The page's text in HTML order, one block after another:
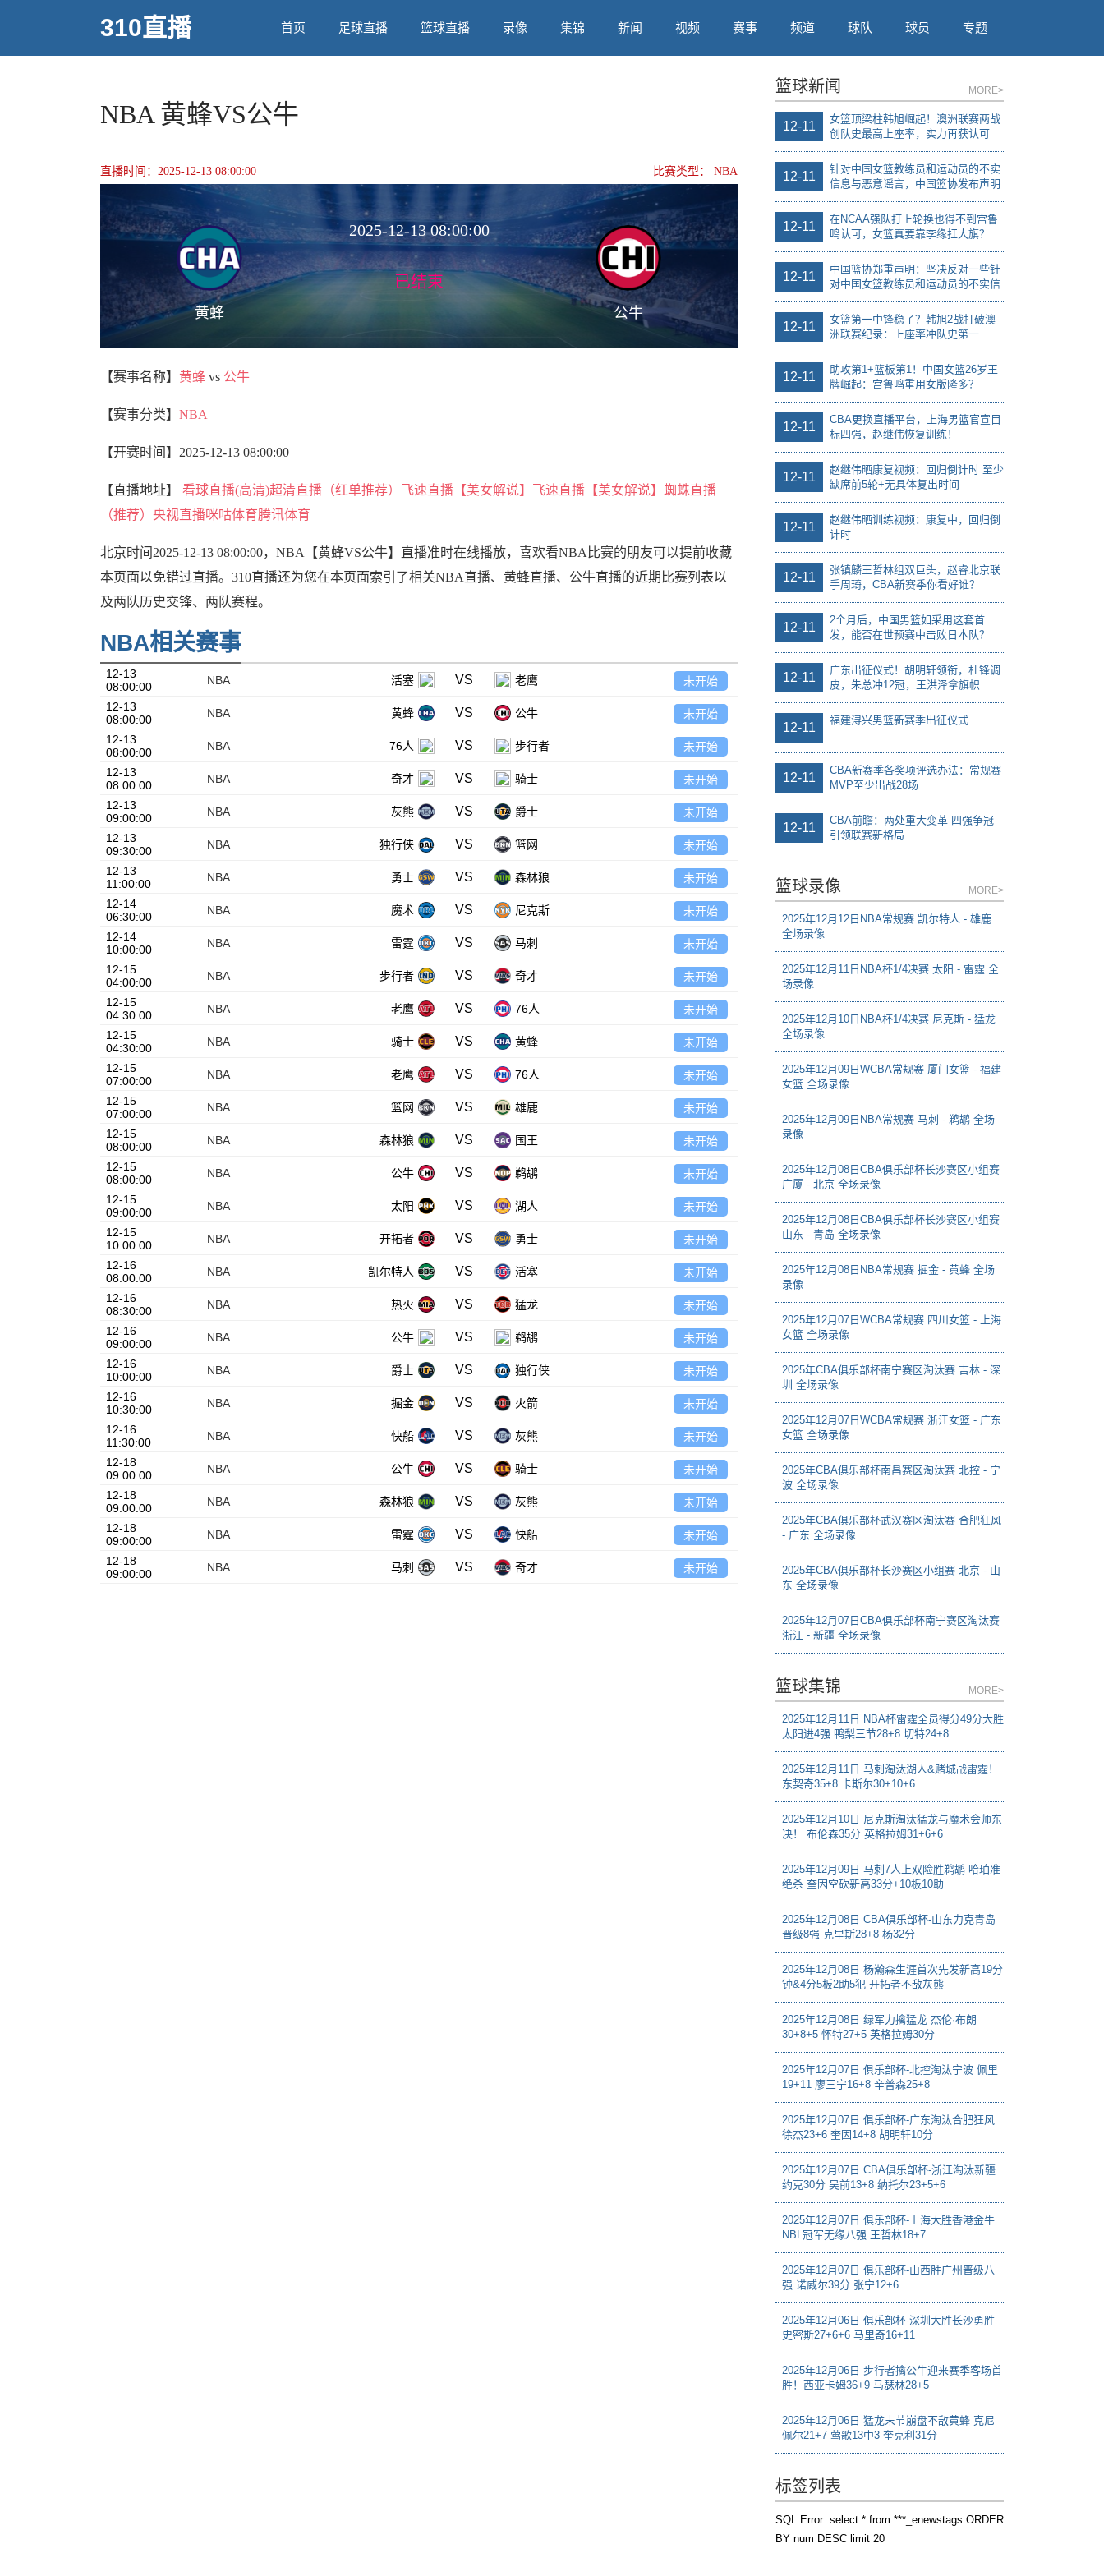
310直播 首页 足球直播 篮球直播 录像 集锦 新闻 视频 赛事 频道 球队 球员 专题
NBA 黄蜂VS公牛
直播时间：2025-12-13 08:00:00 比赛类型： NBA
黄蜂
2025-12-13 08:00:00
已结束
公牛
【赛事名称】 黄蜂 vs 公牛
【赛事分类】 NBA
【开赛时间】 2025-12-13 08:00:00
【直播地址】 看球直播(高清)超清直播（红单推荐） 飞速直播【美女解说】 飞速直播【美女解说】 蜘蛛直播
（推荐） 央视直播咪咕体育腾讯体育
北京时间2025-12-13 08:00:00，NBA【黄蜂VS公牛】直播准时在线播放，喜欢看NBA比赛的朋友可以提前收藏
本页面以免错过直播。310直播还为您在本页面索引了相关NBA直播、黄蜂直播、公牛直播的近期比赛列表以
及两队历史交锋、两队赛程。
NBA相关赛事
12-13
08:00:00
NBA 活塞 VS 老鹰
未开始
12-13
08:00:00
NBA 黄蜂 VS 公牛
未开始
12-13
08:00:00
NBA 76人 VS 步行者
未开始
12-13
08:00:00
NBA 奇才 VS 骑士
未开始
12-13
09:00:00
NBA 灰熊 VS 爵士
未开始
12-13
09:30:00
NBA 独行侠 VS 篮网
未开始
12-13
11:00:00
NBA 勇士 VS 森林狼
未开始
12-14
06:30:00
NBA 魔术 VS 尼克斯
未开始
12-14
10:00:00
NBA 雷霆 VS 马刺
未开始
12-15
04:00:00
NBA 步行者 VS 奇才
未开始
12-15
04:30:00
NBA 老鹰 VS 76人
未开始
12-15
04:30:00
NBA 骑士 VS 黄蜂
未开始
12-15
07:00:00
NBA 老鹰 VS 76人
未开始
12-15
07:00:00
NBA 篮网 VS 雄鹿
未开始
12-15
08:00:00
NBA 森林狼 VS 国王
未开始
12-15
08:00:00
NBA 公牛 VS 鹈鹕
未开始
12-15
09:00:00
NBA 太阳 VS 湖人
未开始
12-15
10:00:00
NBA 开拓者 VS 勇士
未开始
12-16
08:00:00
NBA 凯尔特人 VS 活塞
未开始
12-16
08:30:00
NBA 热火 VS 猛龙
未开始
12-16
09:00:00
NBA 公牛 VS 鹈鹕
未开始
12-16
10:00:00
NBA 爵士 VS 独行侠
未开始
12-16
10:30:00
NBA 掘金 VS 火箭
未开始
12-16
11:30:00
NBA 快船 VS 灰熊
未开始
12-18
09:00:00
NBA 公牛 VS 骑士
未开始
12-18
09:00:00
NBA 森林狼 VS 灰熊
未开始
12-18
09:00:00
NBA 雷霆 VS 快船
未开始
12-18
09:00:00
NBA 马刺 VS 奇才 未开始
篮球新闻 MORE>
12-11
女篮顶梁柱韩旭崛起！澳洲联赛两战
创队史最高上座率，实力再获认可
12-11
针对中国女篮教练员和运动员的不实
信息与恶意谣言，中国篮协发布声明
12-11
在NCAA强队打上轮换也得不到宫鲁
鸣认可，女篮真要靠李缘扛大旗？
12-11
中国篮协郑重声明：坚决反对一些针
对中国女篮教练员和运动员的不实信
息与恶意谣言
12-11
女篮第一中锋稳了？韩旭2战打破澳
洲联赛纪录：上座率冲队史第一
12-11
助攻第1+篮板第1！中国女篮26岁王
牌崛起：宫鲁鸣重用女版隆多？
12-11
CBA更换直播平台，上海男篮官宣目
标四强，赵继伟恢复训练！
12-11
赵继伟晒康复视频：回归倒计时 至少
缺席前5轮+无具体复出时间
12-11
赵继伟晒训练视频：康复中，回归倒
计时
12-11
张镇麟王哲林组双巨头，赵睿北京联
手周琦，CBA新赛季你看好谁？
12-11
2个月后，中国男篮如采用这套首
发，能否在世预赛中击败日本队？
12-11
广东出征仪式！胡明轩领衔，杜锋调
皮，朱总冲12冠，王洪泽拿旗帜
12-11
福建浔兴男篮新赛季出征仪式
12-11
CBA新赛季各奖项评选办法：常规赛
MVP至少出战28场
12-11
CBA前瞻：两处重大变革 四强争冠
引领联赛新格局
篮球录像 MORE>
2025年12月12日NBA常规赛 凯尔特人 - 雄鹿
全场录像
2025年12月11日NBA杯1/4决赛 太阳 - 雷霆 全
场录像
2025年12月10日NBA杯1/4决赛 尼克斯 - 猛龙
全场录像
2025年12月09日WCBA常规赛 厦门女篮 - 福建
女篮 全场录像
2025年12月09日NBA常规赛 马刺 - 鹈鹕 全场
录像
2025年12月08日CBA俱乐部杯长沙赛区小组赛
广厦 - 北京 全场录像
2025年12月08日CBA俱乐部杯长沙赛区小组赛
山东 - 青岛 全场录像
2025年12月08日NBA常规赛 掘金 - 黄蜂 全场
录像
2025年12月07日WCBA常规赛 四川女篮 - 上海
女篮 全场录像
2025年CBA俱乐部杯南宁赛区淘汰赛 吉林 - 深
圳 全场录像
2025年12月07日WCBA常规赛 浙江女篮 - 广东
女篮 全场录像
2025年CBA俱乐部杯南昌赛区淘汰赛 北控 - 宁
波 全场录像
2025年CBA俱乐部杯武汉赛区淘汰赛 合肥狂风
- 广东 全场录像
2025年CBA俱乐部杯长沙赛区小组赛 北京 - 山
东 全场录像
2025年12月07日CBA俱乐部杯南宁赛区淘汰赛
浙江 - 新疆 全场录像
篮球集锦 MORE>
2025年12月11日 NBA杯雷霆全员得分49分大胜
太阳进4强 鸭梨三节28+8 切特24+8
2025年12月11日 马刺淘汰湖人&赌城战雷霆！
东契奇35+8 卡斯尔30+10+6
2025年12月10日 尼克斯淘汰猛龙与魔术会师东
决！ 布伦森35分 英格拉姆31+6+6
2025年12月09日 马刺7人上双险胜鹈鹕 哈珀准
绝杀 奎因空砍新高33分+10板10助
2025年12月08日 CBA俱乐部杯-山东力克青岛
晋级8强 克里斯28+8 杨32分
2025年12月08日 杨瀚森生涯首次先发新高19分
钟&4分5板2助5犯 开拓者不敌灰熊
2025年12月08日 绿军力擒猛龙 杰伦·布朗
30+8+5 怀特27+5 英格拉姆30分
2025年12月07日 俱乐部杯-北控淘汰宁波 佩里
19+11 廖三宁16+8 辛普森25+8
2025年12月07日 俱乐部杯-广东淘汰合肥狂风
徐杰23+6 奎因14+8 胡明轩10分
2025年12月07日 CBA俱乐部杯-浙江淘汰新疆
约克30分 吴前13+8 纳托尔23+5+6
2025年12月07日 俱乐部杯-上海大胜香港金牛
NBL冠军无缘八强 王哲林18+7
2025年12月07日 俱乐部杯-山西胜广州晋级八
强 诺威尔39分 张宁12+6
2025年12月06日 俱乐部杯-深圳大胜长沙勇胜
史密斯27+6+6 马里奇16+11
2025年12月06日 步行者擒公牛迎来赛季客场首
胜！西亚卡姆36+9 马瑟林28+5
2025年12月06日 猛龙末节崩盘不敌黄蜂 克尼
佩尔21+7 莺歌13中3 奎克利31分
标签列表
SQL Error: select * from ***_enewstags ORDER
BY num DESC limit 20